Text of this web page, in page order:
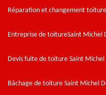
Réparation et changement
Entreprise de toitureSaint Michel
Devis fuite de toiture Saint Michel
Bâchage de toiture Saint Michel